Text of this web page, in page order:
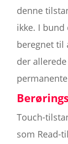
denne
ikke. I bund
beregnet til
der
Touch-
som Read-